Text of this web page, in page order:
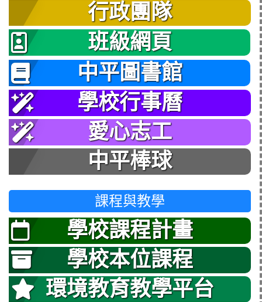
行政團隊
班級網頁
中平圖書館
學校行事曆
愛心志工
中平棒球
課程與教學
學校課程計畫
學校本位課程
環境教育教學平台